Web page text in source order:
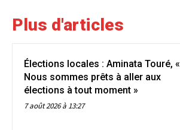
Plus d'articles
Élections locales : Aminata Touré, «
Nous sommes prêts à aller aux
élections à tout moment »
7 août 2026 à 13:27